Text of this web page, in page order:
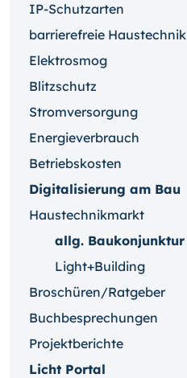
IP-Schutzarten
barrierefreie Haustechnik
Elektrosmog
Blitzschutz
Stromversorgung
Energieverbrauch
Betriebskosten
Digitalisierung am Bau
Haustechnikmarkt
allg. Baukonjunktur
Light+Building
Broschüren/Ratgeber
Buchbesprechungen
Projektberichte
Licht Portal